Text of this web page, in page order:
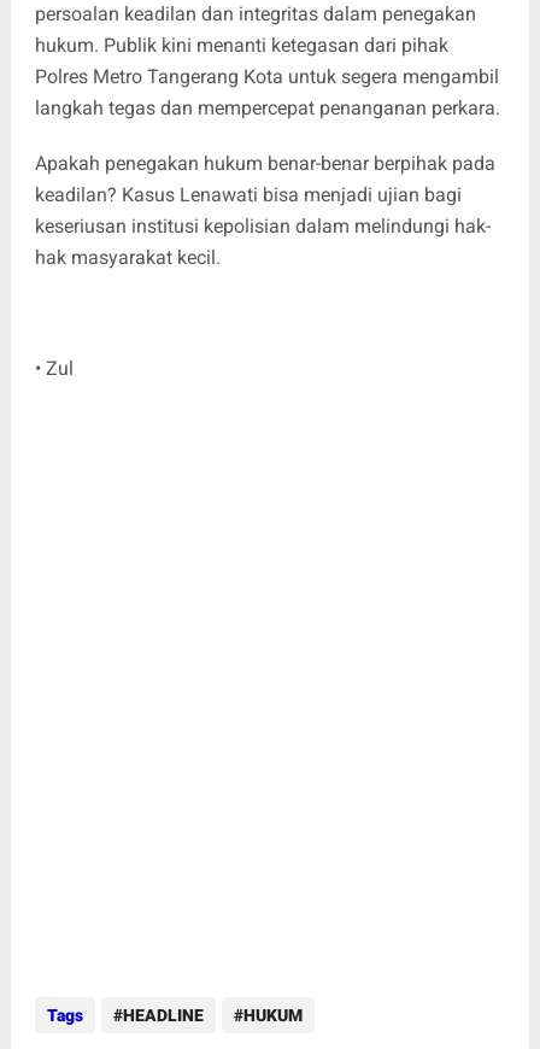
persoalan keadilan dan integritas dalam penegakan
hukum. Publik kini menanti ketegasan dari pihak
Polres Metro Tangerang Kota untuk segera mengambil
langkah tegas dan mempercepat penanganan perkara.
Apakah penegakan hukum benar-benar berpihak pada
keadilan? Kasus Lenawati bisa menjadi ujian bagi
keseriusan institusi kepolisian dalam melindungi hak-
hak masyarakat kecil.
• Zul
Tags HEADLINE HUKUM